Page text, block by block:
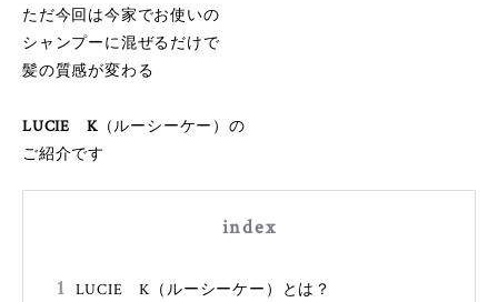
ただ今回は今家でお使いの
シャンプーに混ぜるだけで
髪の質感が変わる
LUCIE K（ルーシーケー）の
ご紹介です
index
1 LUCIE K（ルーシーケー）とは？